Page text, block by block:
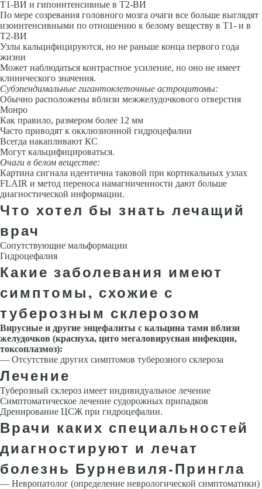
Т1-ВИ и гипоинтенсивные в Т2-ВИ
По мере созревания головного моз­га очаги все больше выглядят
изоинтенсивными по отношению к белому веществу в Т1- и в
Т2-ВИ
Узлы кальцифицируются, но не раньше конца первого года
жизни
Может наблюдаться контрастное усиление, но оно не имеет
клинического значения.
Субэпендимальные гигантоклеточные астроцитомы:
Обычно располо­жены вблизи межжелудочкового отверстия
Монро
Как правило, разме­ром более 12 мм
Часто приводят к окклюзионной гидроцефалии
Всег­да накапливают КС
Могут кальцифицироваться.
Очаги в белом веществе:
Картина сигнала идентична таковой при корти­кальных узлах
FLAIR и метод переноса намагниченности дают больше
диагностической информации.
Что хотел бы знать лечащий
врач
Сопутствующие мальформации
Гидроцефалия
Какие заболевания имеют
симптомы, схожие с
туберозным склерозом
Вирусные и другие энцефалиты с кальцина тами вблизи
желудочков (краснуха, цито мегаловирусная инфекция,
токсоплазмоз):
— Отсутствие других симптомов туберозного склероза
Лечение
Туберозный склероз имеет индивидуальное лечение
Симптоматическое лечение судорожных припадков
Дренирование ЦСЖ при гидроцефалии.
Врачи каких специальностей
диагностируют и лечат
болезнь Бурневиля-Прингла
— Невропатолог (определение неврологической симптоматики)